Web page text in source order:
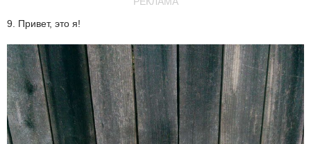
9. Привет, это я!